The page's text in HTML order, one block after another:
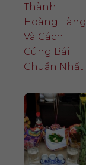
Thành
Hoàng Làng
Và Cách
Cúng Bái
Chuẩn Nhất